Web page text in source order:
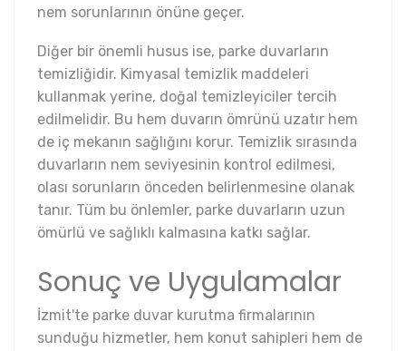
nem sorunlarının önüne geçer.
Diğer bir önemli husus ise, parke duvarların
temizliğidir. Kimyasal temizlik maddeleri
kullanmak yerine, doğal temizleyiciler tercih
edilmelidir. Bu hem duvarın ömrünü uzatır hem
de iç mekanın sağlığını korur. Temizlik sırasında
duvarların nem seviyesinin kontrol edilmesi,
olası sorunların önceden belirlenmesine olanak
tanır. Tüm bu önlemler, parke duvarların uzun
ömürlü ve sağlıklı kalmasına katkı sağlar.
Sonuç ve Uygulamalar
İzmit'te parke duvar kurutma firmalarının
sunduğu hizmetler, hem konut sahipleri hem de